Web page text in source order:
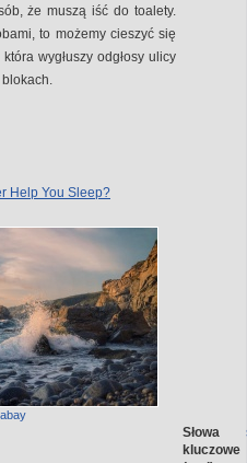
że muszą iść do toalety.
to możemy cieszyć się
wygłuszy odgłosy ulicy
Help You Sleep?
Słowa
kluczowe